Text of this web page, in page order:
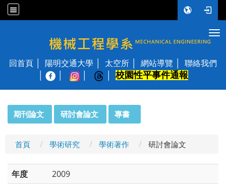
國立陽明交通大學 機械工程學系
回首頁 陽明交通大學 太空所 網站導覽
聯絡我們
校園性平事件通報
期刊論文 研討會論文 專書
首頁 學術研究 學術著作 研討會論文
年度
2009